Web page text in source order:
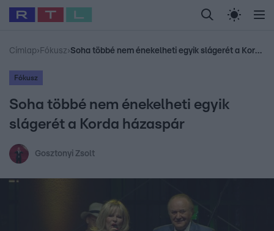
Legfrissebb RTL Híradó Randi Celeb vagyok,
Babits Marcella Most Wanted Gallusz
Címlap› Fókusz› Soha többé nem énekelheti egyik slágerét a Korda házaspár
Fókusz
Soha többé nem énekelheti egyik
slágerét a Korda házaspár
Gosztonyi Zsolt